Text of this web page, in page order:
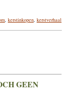
, kerstinkopen, kerstverhaal
GEEN